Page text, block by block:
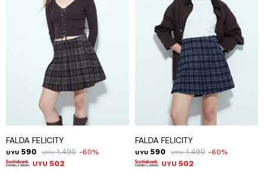
FALDA FELICITY
UYU 590 UYU 1.490 60
UYU 502
FALDA FELICITY
UYU 590 UYU 1.490 60
UYU 502